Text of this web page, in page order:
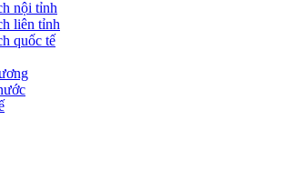
nội tỉnh
liên tỉnh
quốc tế